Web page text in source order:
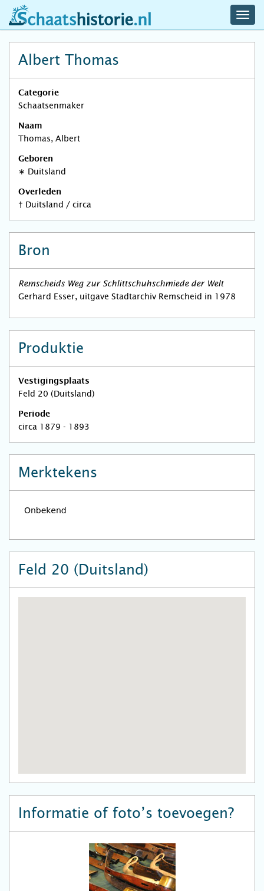
schaatshistorie.nl
Albert Thomas
Categorie
Schaatsenmaker
Naam
Thomas, Albert
Geboren
∗ Duitsland
Overleden
† Duitsland / circa
Bron
Remscheids Weg zur Schlittschuhschmiede der Welt
Gerhard Esser, uitgave Stadtarchiv Remscheid in 1978
Produktie
Vestigingsplaats
Feld 20 (Duitsland)
Periode
circa 1879 - 1893
Merktekens
Feld 20 (Duitsland)
Informatie of foto’s toevoegen?